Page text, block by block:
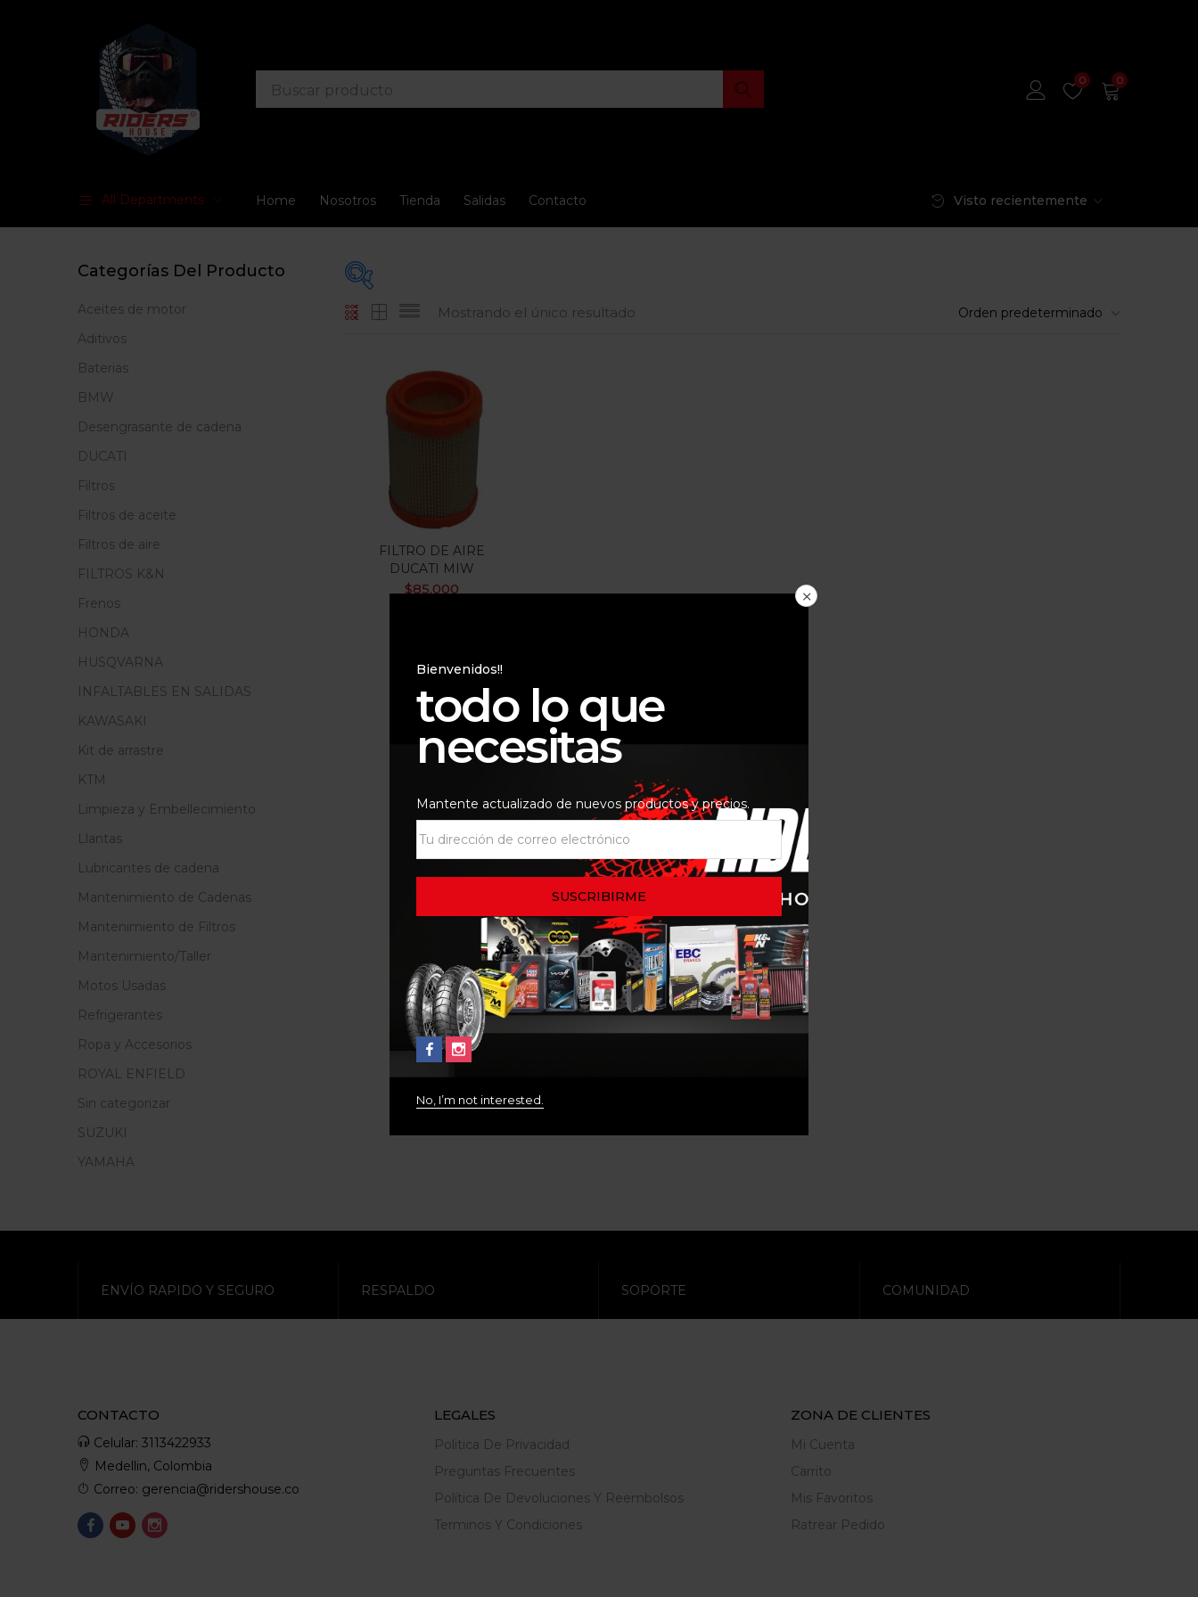
0 0
All Departments Home Nosotros Tienda Salidas Contacto Visto recientemente
En oferta
Categorias
Mostrando el único resultado Orden predeterminado
FILTRO DE AIRE
DUCATI MIW
$85.000
Categorías Del Producto
Aceites de motor
Aditivos
Baterias
BMW
Desengrasante de cadena
DUCATI
Filtros
Filtros de aceite
Filtros de aire
FILTROS K&N
Frenos
HONDA
HUSQVARNA
INFALTABLES EN SALIDAS
KAWASAKI
Kit de arrastre
KTM
Limpieza y Embellecimiento
Llantas
Lubricantes de cadena
Mantenimiento de Cadenas
Mantenimiento de Filtros
Mantenimiento/Taller
Motos Usadas
Refrigerantes
Ropa y Accesorios
ROYAL ENFIELD
Sin categorizar
SUZUKI
YAMAHA
Bienvenidos!!
todo lo que
necesitas
Mantente actualizado de nuevos productos y precios.
No, I’m not interested.
ENVÍO RAPIDO Y SEGURO RESPALDO SOPORTE COMUNIDAD
CONTACTO
Celular: 3113422933
Medellin, Colombia
Correo: gerencia@ridershouse.co
LEGALES
Politica De Privacidad
Preguntas Frecuentes
Política De Devoluciones Y Reembolsos
Terminos Y Condiciones
ZONA DE CLIENTES
Mi Cuenta
Carrito
Mis Favoritos
Ratrear Pedido